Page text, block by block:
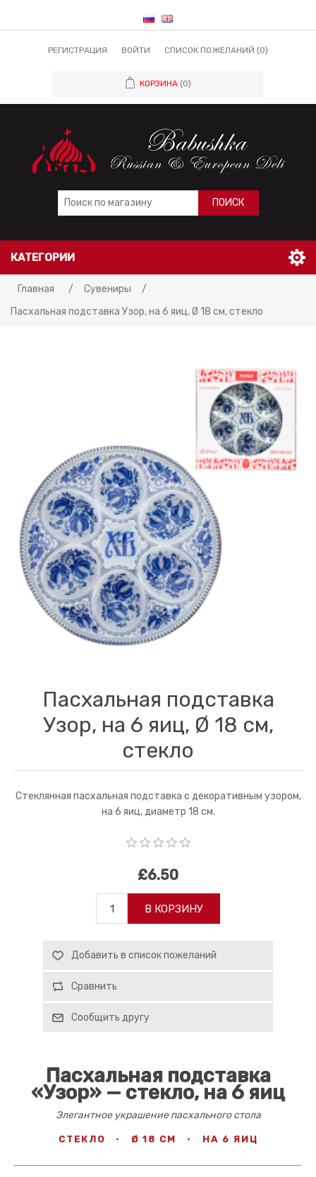
РЕГИСТРАЦИЯ ВОЙТИ СПИСОК ПОЖЕЛАНИЙ (0)
КОРЗИНА (0)
ПОИСК
КАТЕГОРИИ
Главная / Сувениры
/
Пасхальная подставка Узор, на 6 яиц, Ø 18 см, стекло
Пасхальная подставка
Узор, на 6 яиц, Ø 18 см,
стекло
Стеклянная пасхальная подставка с декоративным узором,
на 6 яиц, диаметр 18 см.
£6.50
В КОРЗИНУ
Добавить в список пожеланий
Сравнить
Сообщить другу
Пасхальная подставка
«Узор» — стекло, на 6 яиц
Элегантное украшение пасхального стола
СТЕКЛО · Ø 18 СМ · НА 6 ЯИЦ